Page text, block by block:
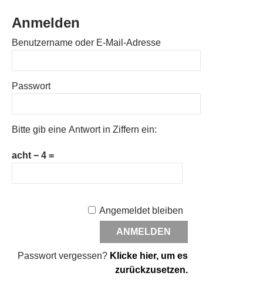
Anmelden
Benutzername oder E-Mail-Adresse
Passwort
Bitte gib eine Antwort in Ziffern ein:
acht − 4 =
Angemeldet bleiben
Passwort vergessen? Klicke hier, um es
zurückzusetzen.